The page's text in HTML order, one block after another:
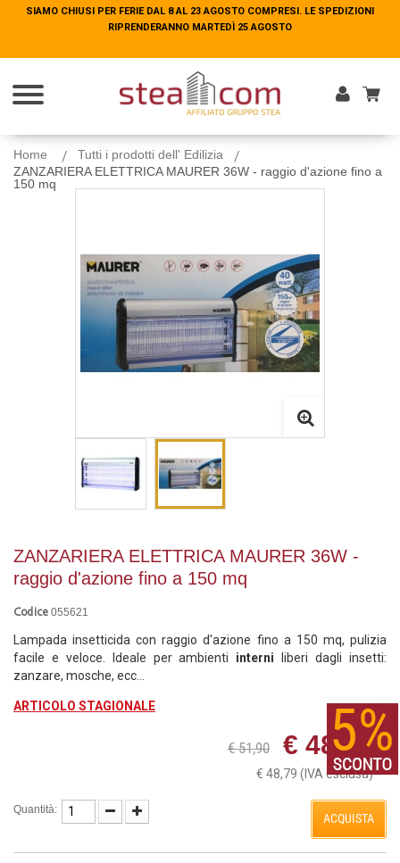
SIAMO CHIUSI PER FERIE DAL 8 AL 23 AGOSTO COMPRESI. LE SPEDIZIONI
RIPRENDERANNO MARTEDÌ 25 AGOSTO
Home
Tutti i prodotti dell' Edilizia
ZANZARIERA ELETTRICA MAURER 36W - raggio d'azione fino a
150 mq
ZANZARIERA ELETTRICA MAURER 36W -
raggio d'azione fino a 150 mq
Codice 055621
Lampada insetticida con raggio d'azione fino a 150 mq, pulizia
facile e veloce. Ideale per ambienti interni liberi dagli insetti:
zanzare, mosche, ecc...
ARTICOLO STAGIONALE
€ 48,79
€ 51,90
€ 48,79 (IVA esclusa)
Quantità:
ACQUISTA
SIAMO CHIUSI PER FERIE DAL 8 AL 23 AGOSTO COMPRESI. LE SPEDIZIONI
RIPRENDERANNO MARTEDÌ 25 AGOSTO